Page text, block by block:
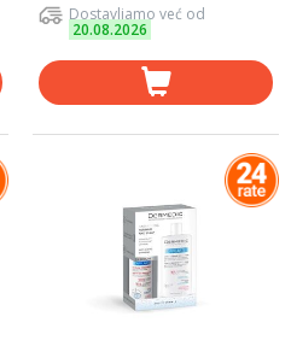
Dostavljamo već od
20.08.2026